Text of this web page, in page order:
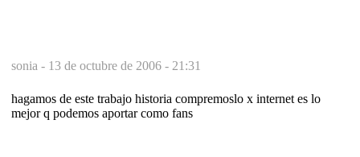
sonia - 13 de octubre de 2006 - 21:31
hagamos de este trabajo historia compremoslo x internet es lo
mejor q podemos aportar como fans